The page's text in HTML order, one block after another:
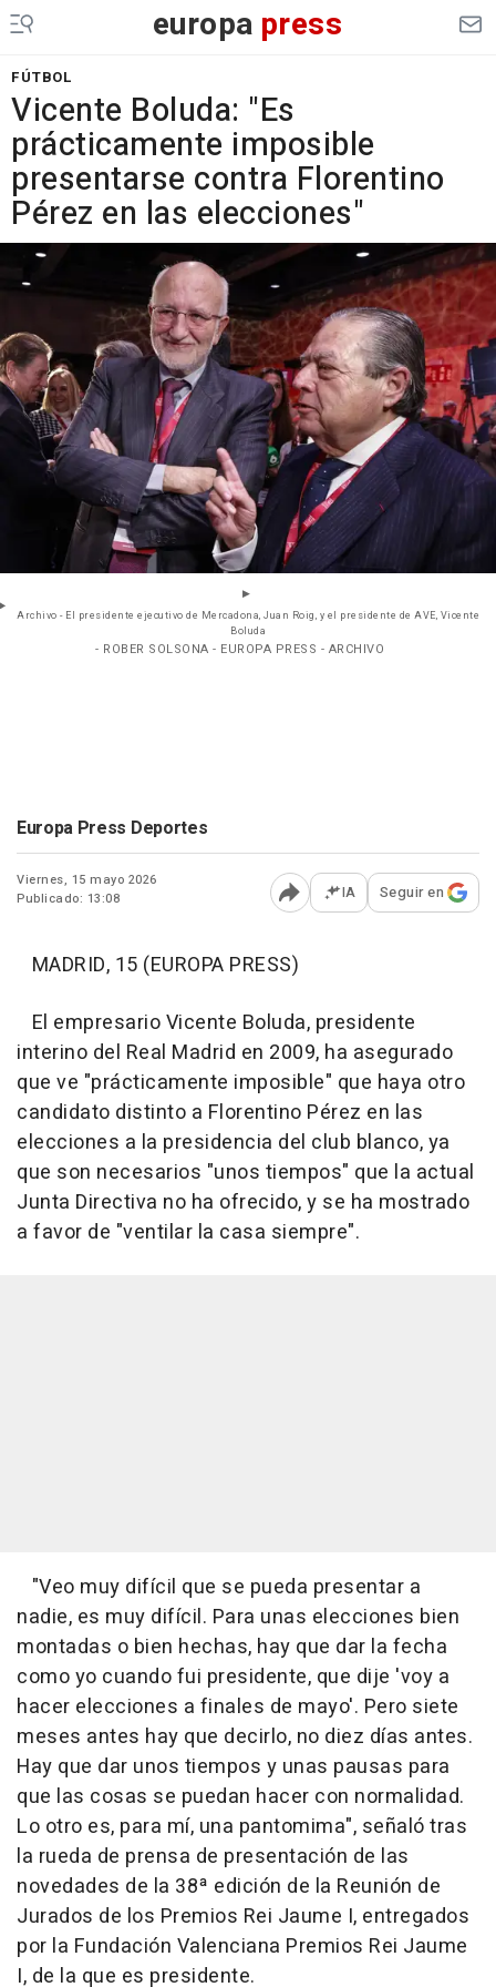
europa press
FÚTBOL
Vicente Boluda: "Es
prácticamente imposible
presentarse contra Florentino
Pérez en las elecciones"
Archivo - El presidente ejecutivo de Mercadona, Juan Roig, y el presidente de AVE, Vicente
Boluda
- ROBER SOLSONA - EUROPA PRESS - ARCHIVO
Europa Press Deportes
Viernes, 15 mayo 2026
Publicado: 13:08
Abrir opciones para
IA Seguir en
MADRID, 15 (EUROPA PRESS)
El empresario Vicente Boluda, presidente
interino del Real Madrid en 2009, ha asegurado
que ve "prácticamente imposible" que haya otro
candidato distinto a Florentino Pérez en las
elecciones a la presidencia del club blanco, ya
que son necesarios "unos tiempos" que la actual
Junta Directiva no ha ofrecido, y se ha mostrado
a favor de "ventilar la casa siempre".
"Veo muy difícil que se pueda presentar a
nadie, es muy difícil. Para unas elecciones bien
montadas o bien hechas, hay que dar la fecha
como yo cuando fui presidente, que dije 'voy a
hacer elecciones a finales de mayo'. Pero siete
meses antes hay que decirlo, no diez días antes.
Hay que dar unos tiempos y unas pausas para
que las cosas se puedan hacer con normalidad.
Lo otro es, para mí, una pantomima", señaló tras
la rueda de prensa de presentación de las
novedades de la 38ª edición de la Reunión de
Jurados de los Premios Rei Jaume I, entregados
por la Fundación Valenciana Premios Rei Jaume
I, de la que es presidente.